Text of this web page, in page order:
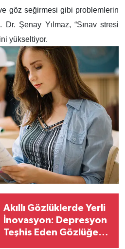
göz seğirmesi gibi problemlerin
Şenay Yılmaz, “Sınav stresi
yükseltiyor.
Akıllı Gözlüklerde Yerli
İnovasyon: Depresyon
Teşhis Eden Gözlüğe